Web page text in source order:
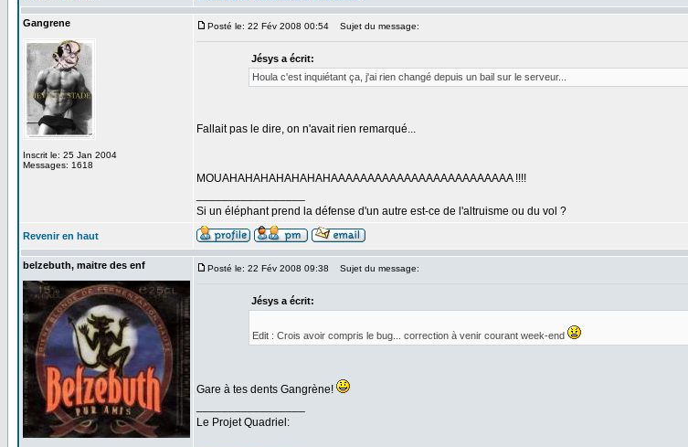
Gangrene
Inscrit le: 25 Jan 2004
Messages: 1618
Posté le: 22 Fév 2008 00:54 Sujet du message:
Jésys a écrit:
Houla c'est inquiétant ça, j'ai rien changé depuis un bail sur le serveur...
Fallait pas le dire, on n'avait rien remarqué...
MOUAHAHAHAHAHAHAHAAAAAAAAAAAAAAAAAAAAAAAAA !!!!
Si un éléphant prend la défense d'un autre est-ce de l'altruisme ou du vol ?
Revenir en haut
belzebuth, maitre des enf Posté le: 22 Fév 2008 09:38 Sujet du message:
Jésys a écrit:
Edit : Crois avoir compris le bug... correction à venir courant week-end
Gare à tes dents Gangrène!
Le Projet Quadriel: